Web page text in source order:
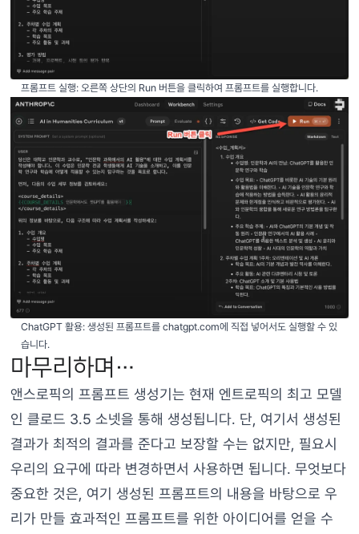
프롬프트 실행: 오른쪽 상단의 Run 버튼을 클릭하여 프롬프트를 실행합니다.
ChatGPT 활용: 생성된 프롬프트를 chatgpt.com에 직접 넣어서도 실행할 수 있
습니다.
마무리하며…
앤스로픽의 프롬프트 생성기는 현재 엔트로픽의 최고 모델
인 클로드 3.5 소넷을 통해 생성됩니다. 단, 여기서 생성된
결과가 최적의 결과를 준다고 보장할 수는 없지만, 필요시
우리의 요구에 따라 변경하면서 사용하면 됩니다. 무엇보다
중요한 것은, 여기 생성된 프롬프트의 내용을 바탕으로 우
리가 만들 효과적인 프롬프트를 위한 아이디어를 얻을 수